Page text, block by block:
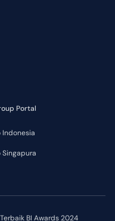
BI Awards 2024
Portal
Indonesia